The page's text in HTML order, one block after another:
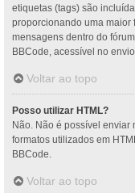
etiquetas (tags) são
proporcionando uma maior
mensagens dentro do
BBCode, acessível no
Voltar ao topo
Posso utilizar HTML?
Não. Não é possível enviar
formatos utilizados em
BBCode.
Voltar ao topo